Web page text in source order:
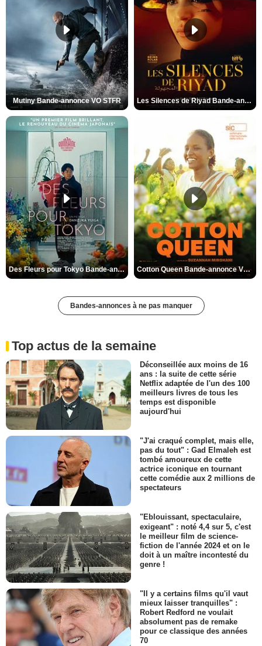
Mutiny Bande-annonce VO STFR Les Silences de Riyad Bande-annonce VO STFR
Des Fleurs pour Tokyo Bande-annonce VO STFR Cotton Queen Bande-annonce VO STFR
Bandes-annonces à ne pas manquer
Top actus de la semaine
Déconseillée aux moins de 16
ans : la suite de cette série
Netflix adaptée de l'un des 100
meilleurs livres de tous les
temps est disponible
aujourd'hui
"J'ai craqué complet, mais elle,
pas du tout" : Gad Elmaleh est
tombé amoureux de cette
actrice iconique en tournant
cette comédie aux 2 millions de
spectateurs
"Eblouissant, spectaculaire,
exigeant" : noté 4,4 sur 5, c'est
le meilleur film de science-
fiction de l'année 2024 et on le
doit à un maître incontesté du
genre !
"Il y a certains films qu'il vaut
mieux laisser tranquilles" :
Robert Redford ne voulait
absolument pas de remake
pour ce classique des années
70